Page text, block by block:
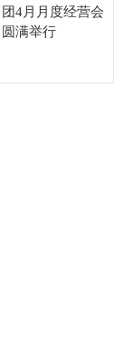
团4月月度经营会
圆满举行